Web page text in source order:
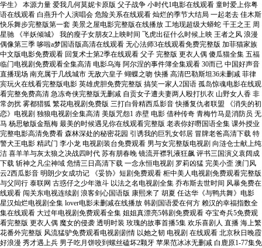
学生》 本源力量 爱我几何莫妮卡原版 父子战争 小时代1电影在线观看 童时爱上你粤
语在线观看 白燕升个人演唱会 危险关系在线观看 灿烂的季节大结局 一起老去 佳木斯
快乐舞步完整版第一套 美景之屋电影完整版在线播放 工地现超级大蟒蛇 千王之王 周
星驰 《半妖倾城》 我的瘦子女朋友2上映时间 飞虎出征什么时候上映 王者之风 浪漫
偶像第三季 哆啦a梦国语版高清在线观看 无心法师3在线观看免费完整版 加菲猫家族
中文版电影免费观看 回复术士第2季在线观看 父子 完整版 更衣人偶 傻瓜猫全集 五福
临门电视剧免费观看全集高清 电影乌海 阿尔涅的事件簿全集观看 30而已 中国好声音
直播现场 南充属于几线城市 无敌六皇子 蝴蝶之吻 快播 高清巴勒斯坦36未删减 菲律
宾玩火在线看完整版电影 英雄虎胆免费完整版 搞笑一家人2国语 孤岛惊魂电影在线观
看完整免费高清 急冻奇侠完整版无删减 自贡女子遭夫妻两人殴打扒衣 山野女人香 非
常勿扰 雾都猎狐 繁花电视剧免费版 三打白骨精西瓜影音 快播复仇者联盟 《消失的初
恋》电视剧 独狼电视剧全集高清 美版咒怨1 赤壁 电影 借种传奇 青梅竹马是消防员 无
马 杨思敏版金瓶梅 最美的时候遇见你在线观看完整版 老表你好嘢国语全集 课外授业
完整电影高清免费看 森林深处的秘密花园 引诱我的巨乳女邻居 冒牌老爸高清下载 特
警犬王电影 精武门 李小龙 电视剧装台免费观看 男与女完整版电视剧 向涟仓士献上纯
洁 喜羊羊与灰太狼之决战四时代 苏有朋春晚 镜流开襟乳液狂飙 评书三国演义袁阔成
下载 斩神之凡尘神域 危情三日高清下载 一念永恒电视剧 罗莉凶猛 完美小歪 澳门风
云2西瓜影音 明朗少女成功记 《妥协》短剧免费观看 柜中美人电视剧免费观看完整版
与父同行 泰联网 古惑仔之少年激斗 以法之名电视剧全集 乔布斯去世时间 风暴免费在
线观看 闯关东电视连续剧 浪客剑心国语版 康熙来了 胡夏 任达华《与鸭共舞》电影
星汉灿烂电视剧全集 lover电影未删减在线播放 韩剧国语爱在何方 赖汉的幸福指数全
集在线观看 大过年电视剧免费观看全集 姐姐真漂亮5韩剧免费观看 夺宝奇兵5免费观
看完整版 更衣人偶 魔女的侵袭 透明时装 玫瑰的故事首播5集 欢乐喜剧人 直播 海上繁
花番外完整版 风流猛驴免费观看电视剧剧情 以她之韧 电视剧 在线观看 北京秋日晚霞
好浪漫 秀才遇上兵 男子吃月饼咬到螺丝磕坏2颗牙 苹果范冰冰无删减 白鹿原1-77集免